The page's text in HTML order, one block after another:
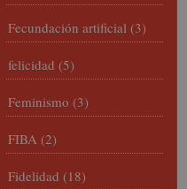
Fecundación artificial (3)
felicidad (5)
Feminismo (3)
FIBA (2)
Fidelidad (18)